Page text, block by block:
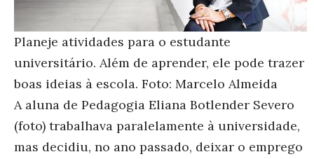
Planeje atividades para o estudante
universitário. Além de aprender, ele pode trazer
boas ideias à escola. Foto: Marcelo Almeida
A aluna de Pedagogia Eliana Botlender Severo
(foto) trabalhava paralelamente à universidade,
mas decidiu, no ano passado, deixar o emprego